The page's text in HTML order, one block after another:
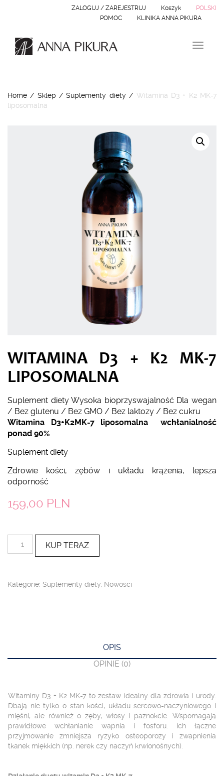
POLSKI
Koszyk
ZALOGUJ / ZAREJESTRUJ
KLINIKA ANNA PIKURA
POMOC
Home / Sklep /Suplementy diety/ Witamina D3 + K2 MK-7
liposomalna
WITAMINA D3 + K2 MK-7
LIPOSOMALNA
Suplement dietyWysoka bioprzyswajalność Dla wegan
/ Bez glutenu / Bez GMO / Bez laktozy / Bez cukru
Witamina D3+K2MK-7 liposomalna wchłanialność
ponad 90%
Suplement diety
Zdrowie kości, zębów i układu krążenia, lepsza
odporność
159,00 PLN
Witamina
MK-
KUP TERAZ
Kategorie: Suplementy diety, Nowości
OPIS
OPINIE (0)
Witaminy D3 + K2 MK-7 to zestaw idealny dla zdrowia i urody.
Dbają nie tylko o stan kości, układu sercowo-naczyniowego i
mięśni, ale również o zęby, włosy i paznokcie. Wspomagają
prawidłowe wchłanianie wapnia i fosforu. Ich łączne
przyjmowanie zmniejsza ryzyko osteoporozy i zwapnienia
tkanek miękkich (np. nerek czy naczyń krwionośnych).